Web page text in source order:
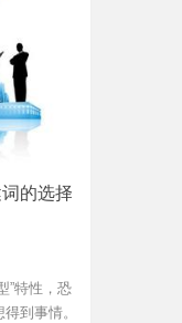
的选择
”特性，恐
到事情。